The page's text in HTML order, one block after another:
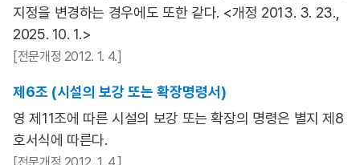
지정을 변경하는 경우에도 또한 같다. <개정 2013. 3. 23.,
2025. 10. 1.>
[전문개정 2012. 1. 4.]
제6조 (시설의 보강 또는 확장명령서)
영 제11조에 따른 시설의 보강 또는 확장의 명령은 별지 제8
호서식에 따른다.